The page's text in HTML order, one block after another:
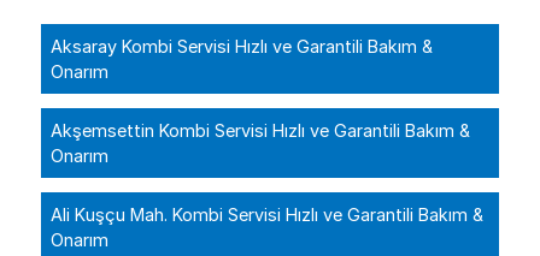
Aksaray Kombi Servisi Hızlı ve Garantili Bakım &
Onarım
Akşemsettin Kombi Servisi Hızlı ve Garantili Bakım &
Onarım
Ali Kuşçu Mah. Kombi Servisi Hızlı ve Garantili Bakım &
Onarım